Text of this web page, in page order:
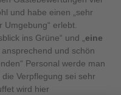
und habe einen „sehr
Umgebung“ erlebt.
ins Grüne“ und „eine
ansprechend und schön
Personal werde man
die Verpflegung sei sehr
wird hier